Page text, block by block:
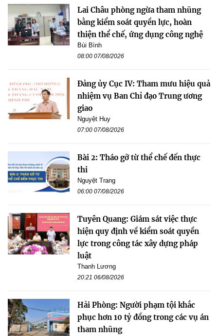
Lai Châu phòng ngừa tham nhũng
bằng kiểm soát quyền lực, hoàn
thiện thể chế, ứng dụng công nghệ
Bùi Bình
08:00 07/08/2026
Đảng ủy Cục IV: Tham mưu hiệu quả
nhiệm vụ Ban Chỉ đạo Trung ương
giao
Nguyệt Huy
07:00 07/08/2026
Bài 2: Tháo gỡ từ thể chế đến thực
thi
Nguyệt Trang
06:00 07/08/2026
Tuyên Quang: Giám sát việc thực
hiện quy định về kiểm soát quyền
lực trong công tác xây dựng pháp
luật
Thanh Lương
20:21 06/08/2026
Hải Phòng: Người phạm tội khắc
phục hơn 10 tỷ đồng trong các vụ án
tham nhũng